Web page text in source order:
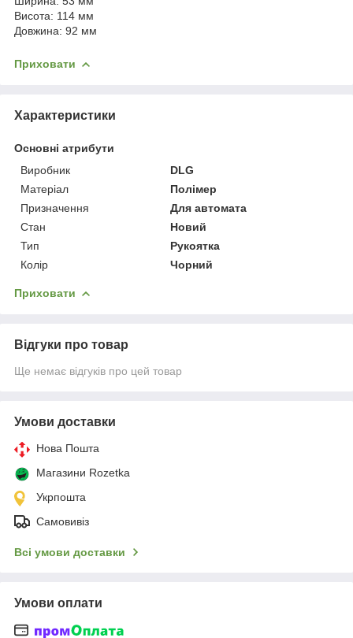
Висота: 114 мм
Довжина: 92 мм
Приховати
Характеристики
Основні атрибути
Виробник
DLG
Матеріал
Полімер
Призначення
Для автомата
Стан
Новий
Тип
Рукоятка
Колір
Чорний
Приховати
Відгуки про товар
Ще немає відгуків про цей товар
Умови доставки
Нова Пошта
Магазини Rozetka
Укрпошта
Самовивіз
Всі умови доставки
Умови оплати